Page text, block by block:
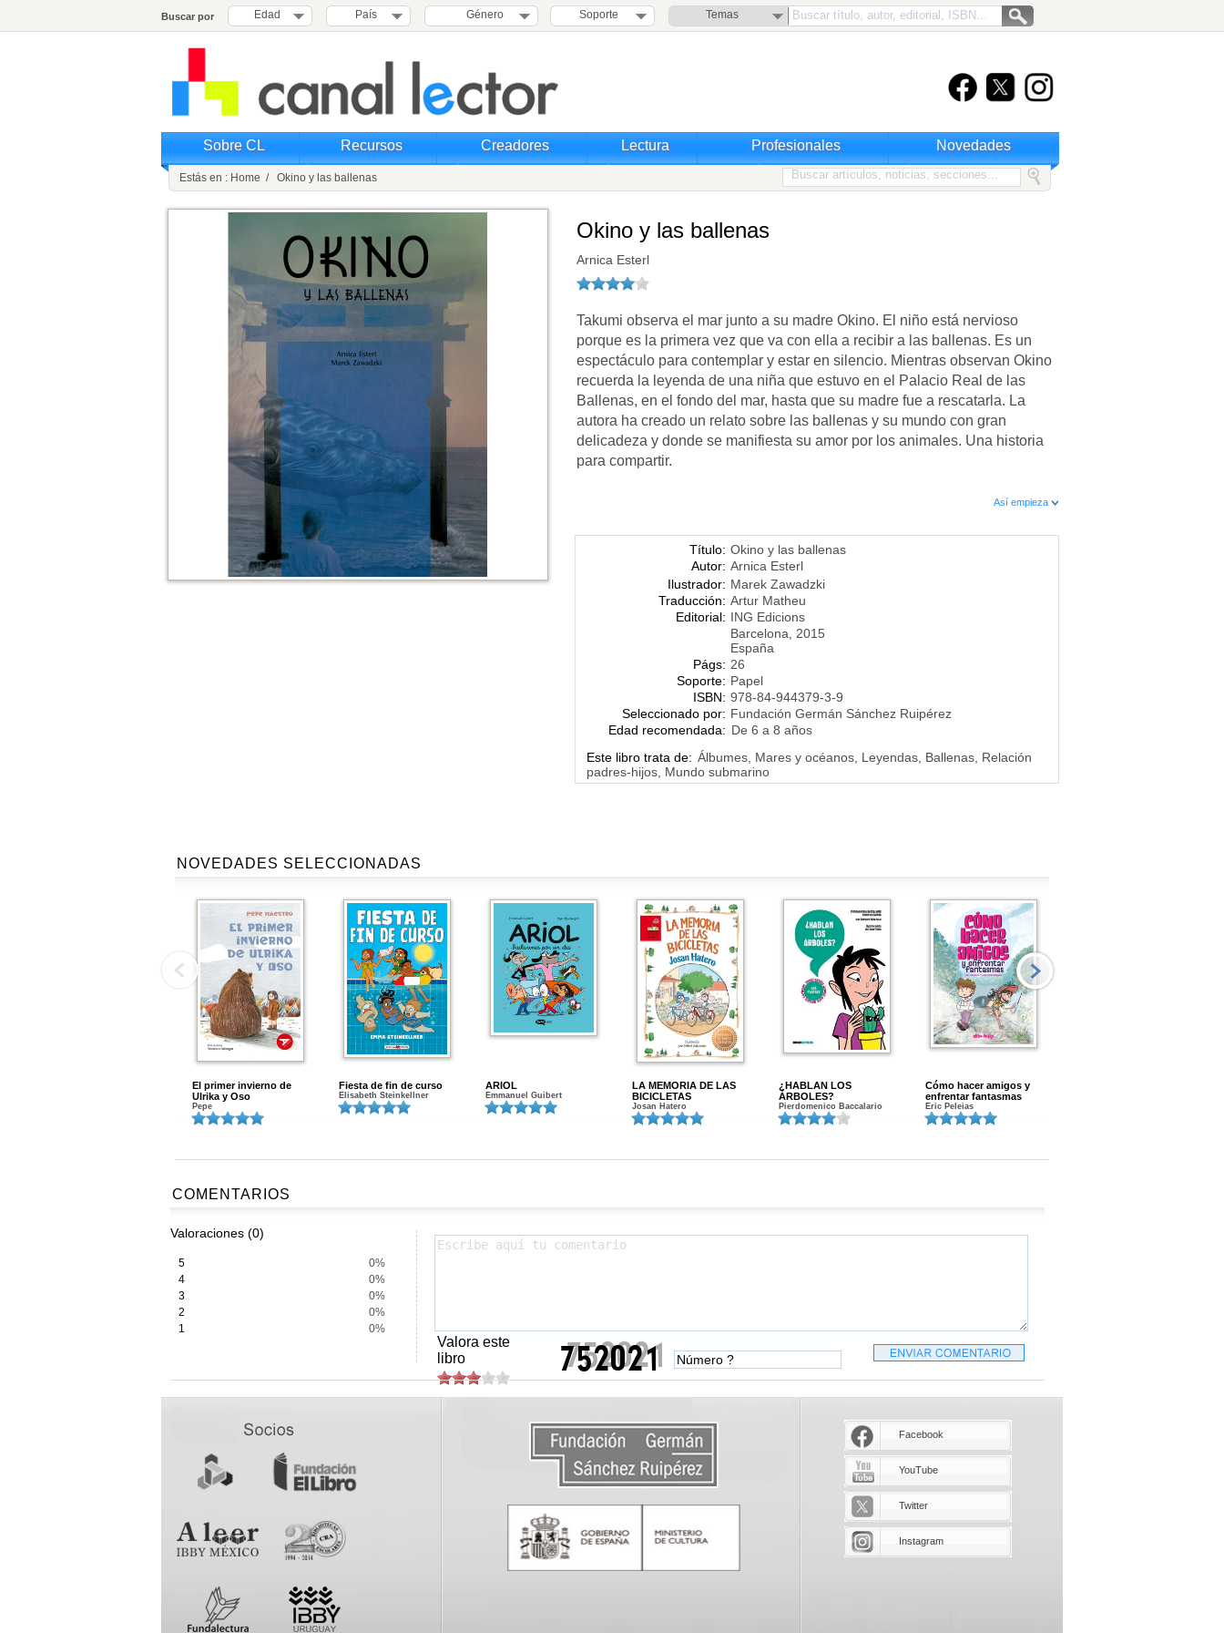
Buscar por Edad País Género Soporte Temas
Sobre CL Recursos Creadores Lectura Profesionales Novedades
Estás en : Home / Okino y las ballenas
Okino y las ballenas
Arnica Esterl
Takumi observa el mar junto a su madre Okino. El niño está nervioso
porque es la primera vez que va con ella a recibir a las ballenas. Es un
espectáculo para contemplar y estar en silencio. Mientras observan Okino
recuerda la leyenda de una niña que estuvo en el Palacio Real de las
Ballenas, en el fondo del mar, hasta que su madre fue a rescatarla. La
autora ha creado un relato sobre las ballenas y su mundo con gran
delicadeza y donde se manifiesta su amor por los animales. Una historia
para compartir.
Así empieza
Título: Okino y las ballenas
Autor: Arnica Esterl
Ilustrador: Marek Zawadzki
Traducción: Artur Matheu
Editorial: ING Edicions
Barcelona, 2015
España
Págs: 26
Soporte: Papel
ISBN: 978-84-944379-3-9
Seleccionado por: Fundación Germán Sánchez Ruipérez
Edad recomendada: De 6 a 8 años
Este libro trata de: Álbumes, Mares y océanos, Leyendas, Ballenas, Relación
padres-hijos, Mundo submarino
NOVEDADES SELECCIONADAS
El primer invierno de
Ulrika y Oso
Pepe
Fiesta de fin de curso
Elisabeth Steinkellner
ARIOL
Emmanuel Guibert
LA MEMORIA DE LAS
BICICLETAS
Josan Hatero
¿HABLAN LOS
ÁRBOLES?
Pierdomenico Baccalario
Cómo hacer amigos y
enfrentar fantasmas
Eric Peleias
COMENTARIOS
Valoraciones (0)
5
0%
4
0%
3
0%
2
0%
1
0%
Valora este
libro
Facebook
YouTube
Twitter
Instagram